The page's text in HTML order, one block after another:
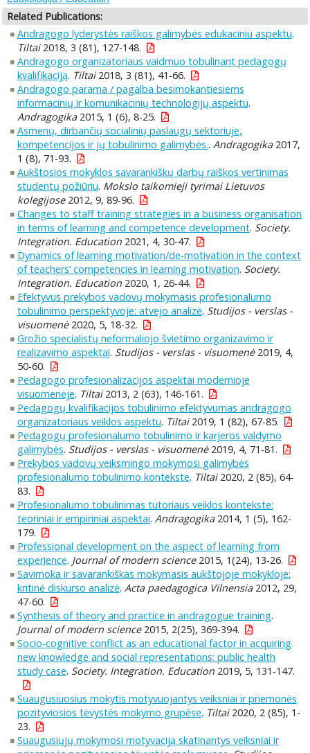
Related Publications:
Andragogo lyderystės raiškos galimybės edukaciniu aspektu.
Tiltai2018, 3 (81), 127-148.
Andragogo organizatoriaus vaidmuo tobulinant pedagogų
kvalifikaciją. Tiltai2018, 3 (81), 41-66.
Andragogo parama / pagalba besimokantiesiems
informacinių ir komunikacinių technologijų aspektu.
Andragogika2015, 1 (6), 8-25.
Asmenų, dirbančių socialinių paslaugų sektoriuje,
kompetencijos ir jų tobulinimo galimybės.. Andragogika2017,
1 (8), 71-93.
Aukštosios mokyklos savarankiškų darbų raiškos vertinimas
studentų požiūriu. Mokslo taikomieji tyrimai Lietuvos
kolegijose2012, 9, 89-96.
Changes to staff training strategies in a business organisation
in terms of learning and competence development. Society.
Integration. Education2021, 4, 30-47.
Dynamics of learning motivation/de-motivation in the context
of teachers’ competencies in learning motivation. Society.
Integration. Education2020, 1, 26-44.
Efektyvus prekybos vadovų mokymasis profesionalumo
tobulinimo perspektyvoje: atvejo analizė. Studijos - verslas -
visuomenė2020, 5, 18-32.
Grožio specialistų neformaliojo švietimo organizavimo ir
realizavimo aspektai. Studijos - verslas - visuomenė2019, 4,
50-60.
Pedagogo profesionalizacijos aspektai modernioje
visuomenėje. Tiltai2013, 2 (63), 146-161.
Pedagogų kvalifikacijos tobulinimo efektyvumas andragogo
organizatoriaus veiklos aspektu. Tiltai2019, 1 (82), 67-85.
Pedagogų profesionalumo tobulinimo ir karjeros valdymo
galimybės. Studijos - verslas - visuomenė2019, 4, 71-81.
Prekybos vadovų veiksmingo mokymosi galimybės
profesionalumo tobulinimo kontekste. Tiltai2020, 2 (85), 64-
83.
Profesionalumo tobulinimas tutoriaus veiklos kontekste:
teoriniai ir empiriniai aspektai. Andragogika2014, 1 (5), 162-
179.
Professional development on the aspect of learning from
experience. Journal of modern science2015, 1(24), 13-26.
Savimoka ir savarankiškas mokymasis aukštojoje mokykloje:
kritinė diskurso analizė. Acta paedagogica Vilnensia2012, 29,
47-60.
Synthesis of theory and practice in andragogue training.
Journal of modern science2015, 2(25), 369-394.
Socio-cognitive conflict as an educational factor in acquiring
new knowledge and social representations: public health
study case. Society. Integration. Education2019, 5, 131-147.
Suaugusiuosius mokytis motyvuojantys veiksniai ir priemonės
pozityviosios tėvystės mokymo grupėse. Tiltai2020, 2 (85), 1-
23.
Suaugusiųjų mokymosi motyvaciją skatinantys veiksniai ir